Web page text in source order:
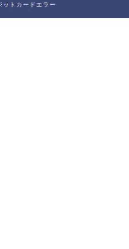
トカードエラー